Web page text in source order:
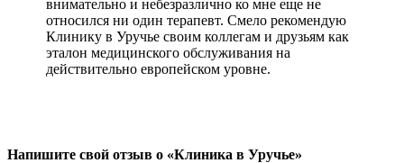
внимательно и небезразлично ко мне еще не
относился ни один терапевт. Смело рекомендую
Клинику в Уручье своим коллегам и друзьям как
эталон медицинского обслуживания на
действительно европейском уровне.
Напишите свой отзыв о «Клиника в Уручье»